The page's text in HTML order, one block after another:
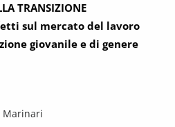
TRANSIZIONE
sul mercato del lavoro
giovanile e di genere
Marinari